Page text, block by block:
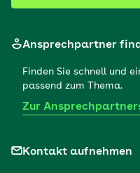
Ansprechpartner
Finden Sie schnell und
passend zum Thema.
Zur
Kontakt aufnehmen